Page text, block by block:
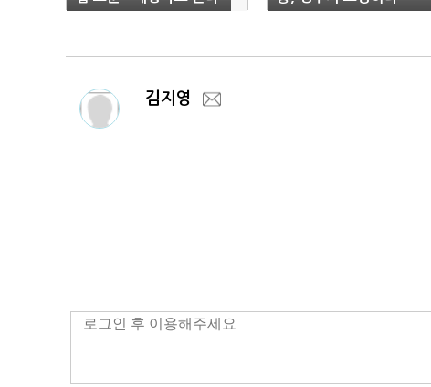
인 영업제한 완화"
첫 판결
김지영